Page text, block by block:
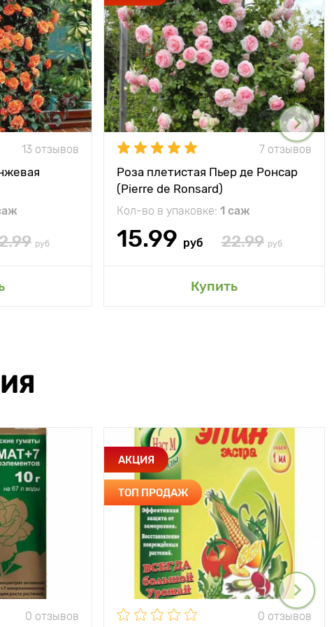
13 отзывов
руб
7 отзывов
Роза плетистая Пьер де Ронсар
(Pierre de Ronsard)
Кол-во в упаковке: 1 саж
15.99 руб 22.99 руб
Купить
0 отзывов
АКЦИЯ
ТОП ПРОДАЖ
0 отзывов